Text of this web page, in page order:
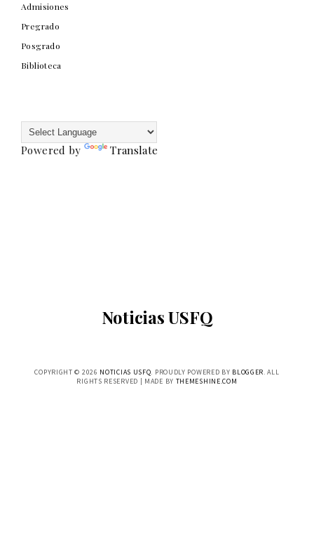
Admisiones
Pregrado
Posgrado
Biblioteca
Powered by Translate
Noticias USFQ
COPYRIGHT © 2026 NOTICIAS USFQ. PROUDLY POWERED BY BLOGGER. ALL
RIGHTS RESERVED | MADE BY THEMESHINE.COM